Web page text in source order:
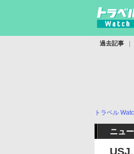
過去記事
トラベル
ニュ
USJ